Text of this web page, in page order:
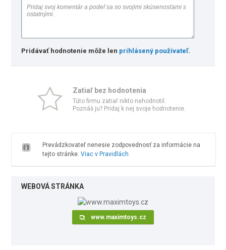
Pridávať hodnotenie môže len prihlásený používateľ.
Zatiaľ bez hodnotenia
Túto firmu zatiaľ nikto nehodnotil.
Poznáš ju? Pridaj k nej svoje hodnotenie.
Prevádzkovateľ nenesie zodpovednosť za informácie na
tejto stránke. Viac v Pravidlách
WEBOVÁ STRÁNKA
www.maximtoys.cz